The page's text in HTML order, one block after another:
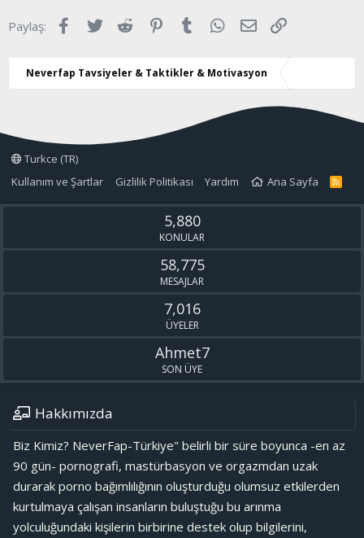
r
Paylaş: Facebook
Twitter Reddit Pinterest
Tumblr WhatsApp
E-posta
Neverfap Tavsiyeler & Taktikler & Motivasyon
Turkce (TR)
Kullanım ve Şartlar
Gizlilik Politikası Yardım Ana Sayfa
R
S
5,880
KONULAR
58,775
MESAJLAR
7,016
ÜYELER
Ahmet7
SON ÜYE
Hakkımızda
Biz Kimiz? NeverFap-Türkiye" belirli bir süre boyunca -en az
90 gün- pornografi, mastürbasyon ve orgazmdan uzak
durarak porno bağımlılığının oluşturduğu olumsuz etkilerden
kurtulmaya çalışan insanların buluştuğu bu arınma
yolculuğundaki kişilerin birbirine destek olup bilgilerini,